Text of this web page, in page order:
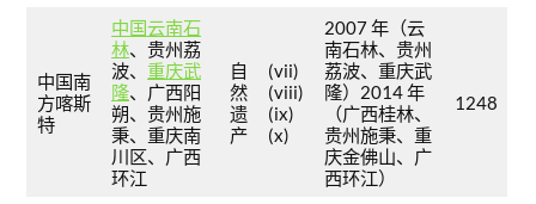
中国南
方喀斯
特
中国云南石
林、贵州荔
波、 重庆武
隆、广西阳
朔、贵州施
秉、重庆南
川区、广西
环江
自
然
遗
产
(vii)
(viii)
(ix)
(x)
2007 年（云
南石林、贵州
荔波、重庆武
隆）2014 年
（广西桂林、
贵州施秉、重
庆金佛山、广
西环江）
1248